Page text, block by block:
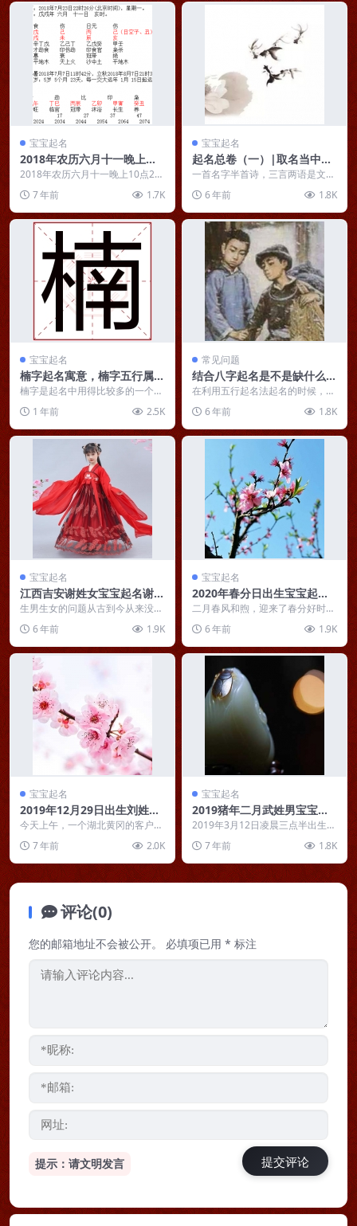
宝宝起名
2018年农历六月十一晚上出
生女宝宝起名推荐
2018年农历六月十一晚上10点26
析：日元丙火生...
7 年前 1.7K
宝宝起名
起名总卷（一）|取名当中如
何诗意地运用修辞？
一首名字半首诗，三言两语是文
则本文不再赘述，本文主...
6 年前 1.8K
宝宝起名
楠字起名寓意，楠字五行属性
解析
楠字是起名中用得比较多的一个
我们就从楠字的本义、寓...
1 年前 2.5K
常见问题
结合八字起名是不是缺什么补
什么？胡乱狂补有效吗？
在利用五行起名法起名的时候，很
是缺什么补什么？这是...
6 年前 1.8K
宝宝起名
江西吉安谢姓女宝宝起名谢亭
恩：庶遂亭育恩，同致寰海康
生男生女的问题从古到今从来没有
津乐道，哪怕是改革开...
6 年前 1.9K
宝宝起名
2020年春分日出生宝宝起名
推荐，附春分日干支解析
二月春风和煦，迎来了春分好时
两半，也就是说，春分才...
6 年前 1.9K
宝宝起名
2019年12月29日出生刘姓女
宝宝起名刘宜暄：有影宜暄
煦，无言自冶容
今天上午，一个湖北黄冈的客户喜
字。宝宝姓刘，出生时...
7 年前 2.0K
宝宝起名
2019猪年二月武姓男宝宝起
名武成奇：和风第放千林喜，
胜日闲成一段奇
2019年3月12日凌晨三点半出生的
指导。排出八字...
7 年前 1.8K
评论(0)
提示：请文明发言
您的邮箱地址不会被公开。 必填项已用 * 标注